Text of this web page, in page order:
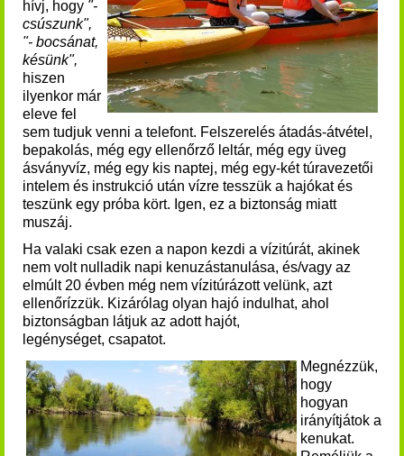
hívj, hogy "-
csúszunk",
"- bocsánat,
késünk",
hiszen
ilyenkor már
eleve fel
sem tudjuk venni a telefont. Felszerelés átadás-átvétel,
bepakolás, még egy ellenőrző leltár, még egy üveg
ásványvíz, még egy kis naptej, még egy-két túravezetői
intelem és instrukció után vízre tesszük a hajókat és
teszünk egy próba kört. Igen, ez a biztonság miatt
muszáj.
Ha valaki csak ezen a napon kezdi a vízitúrát, akinek
nem volt nulladik napi kenuzástanulása, és/vagy az
elmúlt 20 évben még nem vízitúrázott velünk, azt
ellenőrízzük. Kizárólag olyan hajó indulhat, ahol
biztonságban látjuk az adott hajót,
legénységet, csapatot.
Megnézzük,
hogy
hogyan
irányítjátok a
kenukat.